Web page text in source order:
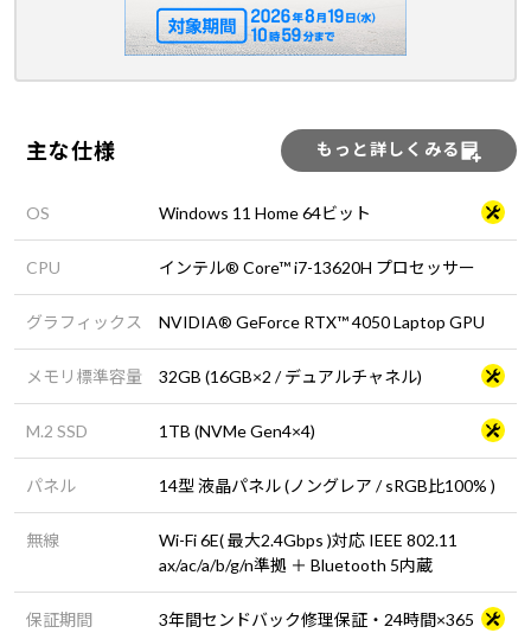
主な仕様 もっと詳しくみる
OS Windows 11 Home 64ビット
CPU インテル® Core™ i7-13620H プロセッサー
グラフィックス NVIDIA® GeForce RTX™ 4050 Laptop GPU
メモリ標準容量 32GB (16GB×2 / デュアルチャネル)
M.2 SSD 1TB (NVMe Gen4×4)
パネル 14型 液晶パネル (ノングレア / sRGB比100% )
無線
Wi-Fi 6E( 最大2.4Gbps )対応 IEEE 802.11
ax/ac/a/b/g/n準拠 ＋ Bluetooth 5内蔵
保証期間
3年間センドバック修理保証・24時間×365